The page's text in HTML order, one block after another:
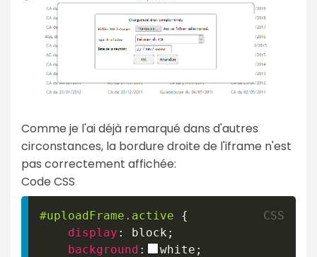
Comme je l'ai déjà remarqué dans d'autres
circonstances, la bordure droite de l'iframe n'est
pas correctement affichée:
Code CSS
#uploadFrame .active
{
display : block ;
background : white ;